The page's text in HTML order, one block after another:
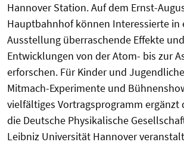
Hannover Station. Auf dem Ernst-
Hauptbahnhof können Interessierte in
Ausstellung überraschende Effekte
Entwicklungen von der Atom- bis zur
erforschen. Für Kinder und
Mitmach-Experimente und
vielfältiges Vortragsprogramm ergänzt
die Deutsche Physikalische
Leibniz Universität Hannover